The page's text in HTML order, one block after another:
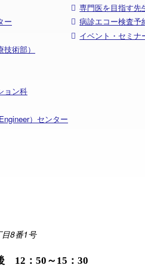
ー
術部）
ョン科
）センター
専門医を目指す先
病診エコー検査予
イベント・セミナ
8番1号
12：50～15：30